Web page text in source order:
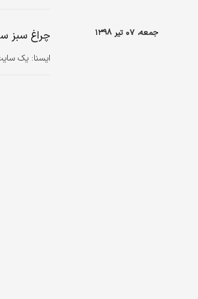
جمعه، ۰۷ تیر ۱۳۹۸ چراغ سبز
ايسنا: یک